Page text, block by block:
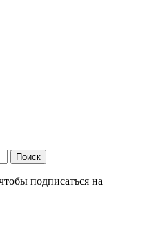
Поиск
подписаться на